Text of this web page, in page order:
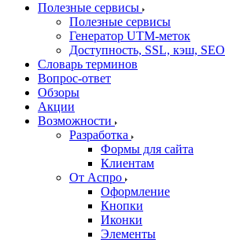
Полезные сервисы
Полезные сервисы
Генератор UTM‑меток
Доступность, SSL, кэш, SEO
Словарь терминов
Вопрос-ответ
Обзоры
Акции
Возможности
Разработка
Формы для сайта
Клиентам
От Аспро
Оформление
Кнопки
Иконки
Элементы